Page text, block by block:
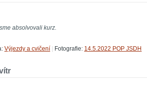
absolvovali kurz.
Výjezdy a cvičení Fotografie: 14.5.2022 POP JSDH